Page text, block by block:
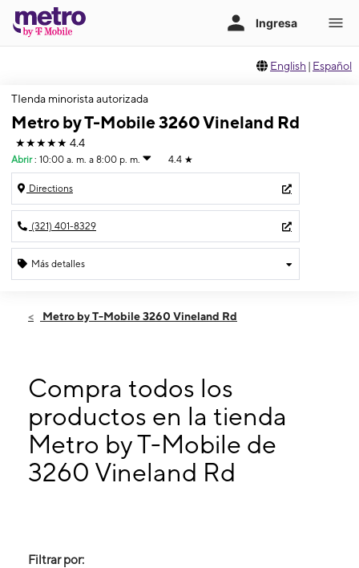
English | Español
TIenda minorista autorizada
Metro by T-Mobile 3260 Vineland Rd
★★★★★ 4.4
Abrir : 10:00 a. m. a 8:00 p. m. 4.4 ★
Directions
(321) 401-8329
Más detalles
Jueves:10:00 a. m. a 8:00 p. m.
Lunes:
10:00 a. m. a 8:00 p. m.
Martes: 10:00 a. m. a 8:00 p. m.
Miérc:10:00 a. m. a 8:00 p. m.
3260 Vineland Rd Ste 101B Kissimmee, FL 34746
Metro by T-Mobile 3260 Vineland Rd
Compra todos los
productos en la tienda
Metro by T-Mobile de
3260 Vineland Rd
Filtrar por: